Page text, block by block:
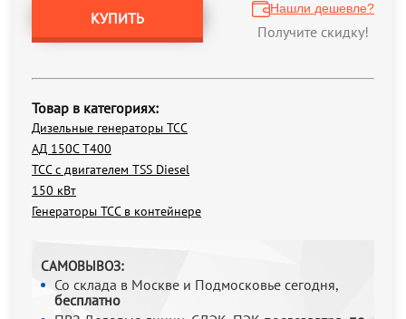
КУПИТЬ
Нашли дешевле?
Получите скидку!
Товар в категориях:
Дизельные генераторы ТСС
АД 150С Т400
ТСС с двигателем TSS Diesel
150 кВт
Генераторы ТСС в контейнере
САМОВЫВОЗ:
Со склада в Москве и Подмосковье сегодня,
бесплатно